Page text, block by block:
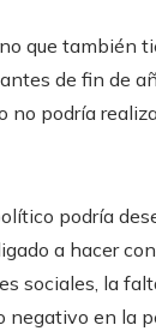
que también
de fin de
no podría
podría
a hacer
sociales, la
negativo en la